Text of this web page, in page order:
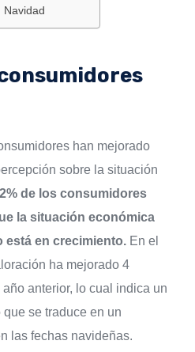
Navidad
han mejorado
sobre la situación
de los consumidores
la situación económica
está en crecimiento. En el
ha mejorado 4
anterior, lo cual indica un
se traduce en un
las fechas navideñas.